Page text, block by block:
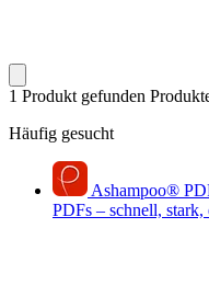
1 Produkt gefunden
Häufig gesucht
Ashampoo®
PDFs – schnell, stark,